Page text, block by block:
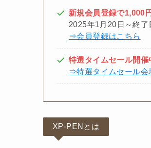
新規会員登録で1,000
2025年1月20日～終了
⇒会員登録はこちら
特選タイムセール開催
⇒特選タイムセール会
XP-PENとは